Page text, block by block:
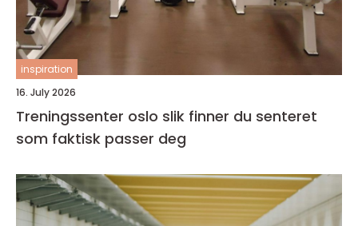
inspiration
16. July 2026
Treningssenter oslo slik finner du senteret
som faktisk passer deg